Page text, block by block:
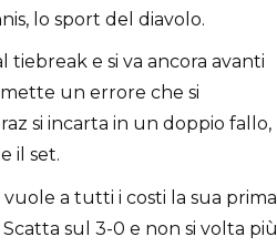
lo sport del diavolo.
tiebreak e si va ancora avanti
un errore che si
si incarta in un doppio fallo,
il set.
a tutti i costi la sua prima
sul 3-0 e non si volta più